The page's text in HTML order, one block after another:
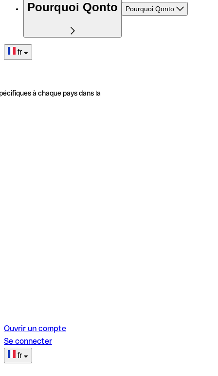
Pourquoi Qonto Pourquoi Qonto
fr
à chaque pays dans la
Ouvrir un compte
Se connecter
fr